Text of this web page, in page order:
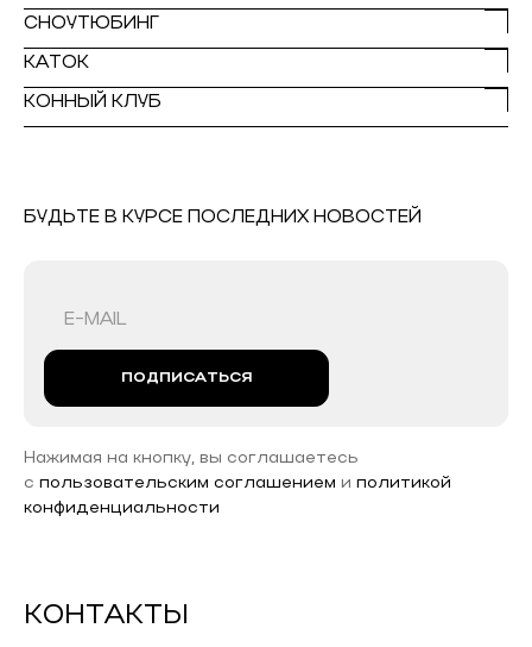
СНОУТЮБИНГ
КАТОК
КОННЫЙ КЛУБ
БУДЬТЕ В КУРСЕ ПОСЛЕДНИХ НОВОСТЕЙ
ПОДПИСАТЬСЯ
Нажимая на кнопку, вы соглашаетесь
с пользовательским соглашением и политикой
конфиденциальности
КОНТАКТЫ